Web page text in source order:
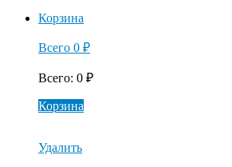
Корзина
Всего 0 ₽
Всего: 0 ₽
Корзина
Удалить